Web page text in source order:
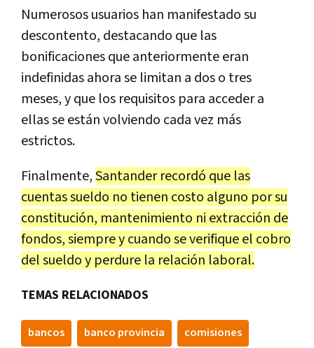
Numerosos usuarios han manifestado su
descontento, destacando que las
bonificaciones que anteriormente eran
indefinidas ahora se limitan a dos o tres
meses, y que los requisitos para acceder a
ellas se están volviendo cada vez más
estrictos.
Finalmente,Santander recordó que las
cuentas sueldo no tienen costo alguno por su
constitución, mantenimiento ni extracción de
fondos, siempre y cuando se verifique el cobro
del sueldo y perdure la relación laboral.
TEMAS RELACIONADOS
bancos banco provincia comisiones